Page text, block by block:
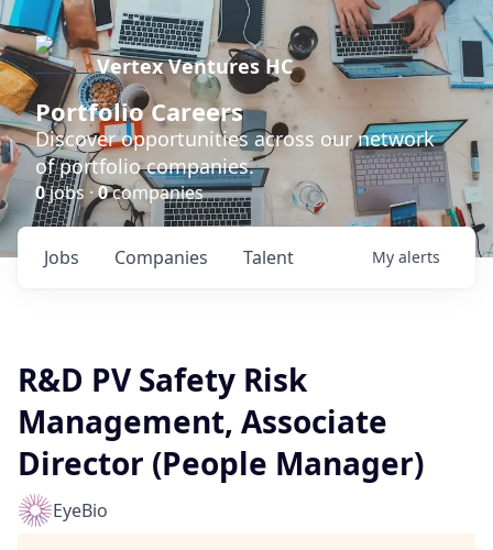
Vertex Ventures HC
Portfolio Careers
Discover opportunities across our network
of portfolio companies.
0jobs ·0companies
Jobs Companies Talent My alerts
R&D PV Safety Risk
Management, Associate
Director (People Manager)
EyeBio